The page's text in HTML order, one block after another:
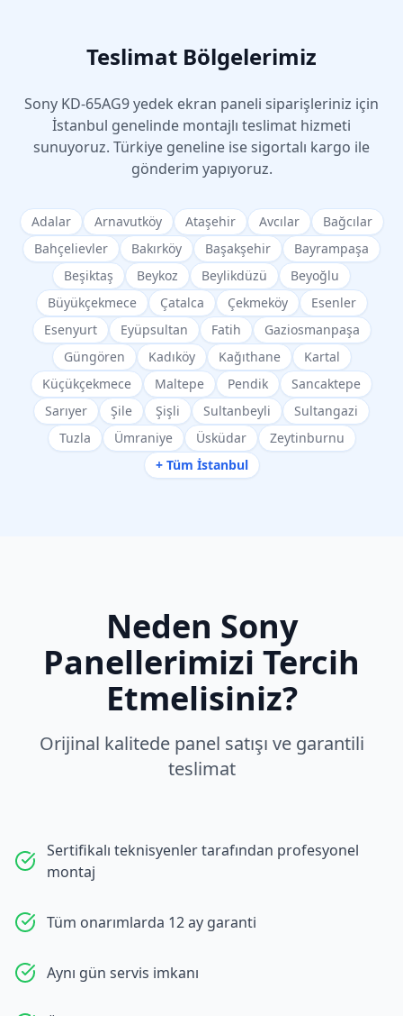
Teslimat Bölgelerimiz
Sony KD-65AG9yedek ekran paneli siparişleriniz için
İstanbul genelinde montajlı teslimat hizmeti
sunuyoruz. Türkiye geneline ise sigortalı kargo ile
gönderim yapıyoruz.
Adalar Arnavutköy Ataşehir Avcılar
Bağcılar
Bahçelievler
Bakırköy Başakşehir
Bayrampaşa
Beşiktaş
Beykoz Beylikdüzü
Beyoğlu
Büyükçekmece
Çatalca Çekmeköy
Esenler
Esenyurt
Eyüpsultan Fatih
Gaziosmanpaşa
Güngören
Kadıköy Kağıthane
Kartal
Küçükçekmece
Maltepe Pendik
Sancaktepe
Sarıyer
Şile Şişli Sultanbeyli
Sultangazi
Tuzla
Ümraniye Üsküdar
Zeytinburnu
+ Tüm İstanbul
Neden Sony
Panellerimizi Tercih
Etmelisiniz?
Orijinal kalitede panel satışı ve garantili
teslimat
Sertifikalı teknisyenler tarafından profesyonel
montaj
Tüm onarımlarda 12 ay garanti
Aynı gün servis imkanı